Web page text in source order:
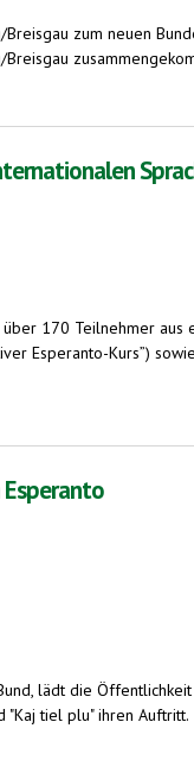
zum neuen
170 Teilnehmer
Esperanto-Kurs”)
Esperanto
lädt die
"Kaj tiel plu" ihren Auftritt.